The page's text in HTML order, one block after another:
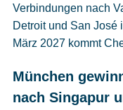
Verbindungen nach
Detroit und San José
März 2027 kommt
München
nach Singapur